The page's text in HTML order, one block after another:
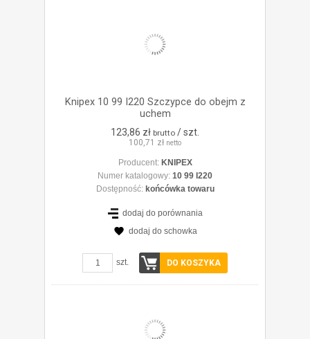
Knipex 10 99 I220 Szczypce do obejm z
uchem
123,86 zł brutto / szt.
100,71 zł netto
Producent: KNIPEX
Numer katalogowy: 10 99 I220
Dostępność: końcówka towaru
dodaj do porównania
dodaj do schowka
szt. DO KOSZYKA